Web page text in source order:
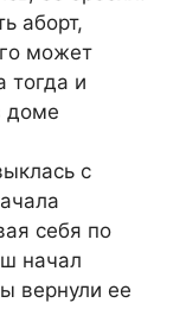
аборт,
может
тогда и
доме
с
себя по
начал
вернули ее